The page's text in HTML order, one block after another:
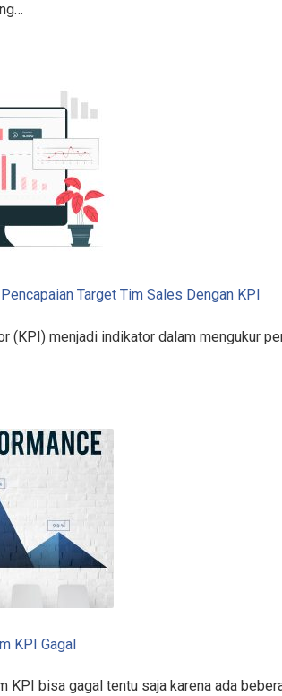
Target Tim Sales Dengan KPI
(KPI) menjadi indikator dalam mengukur
KPI Gagal
KPI bisa gagal tentu saja karena ada